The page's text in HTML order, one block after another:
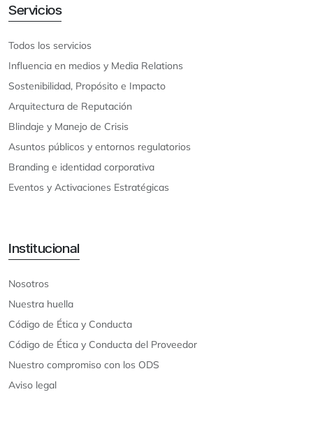
Servicios
Todos los servicios
Influencia en medios y Media Relations
Sostenibilidad, Propósito e Impacto
Arquitectura de Reputación
Blindaje y Manejo de Crisis
Asuntos públicos y entornos regulatorios
Branding e identidad corporativa
Eventos y Activaciones Estratégicas
Institucional
Nosotros
Nuestra huella
Código de Ética y Conducta
Código de Ética y Conducta del Proveedor
Nuestro compromiso con los ODS
Aviso legal